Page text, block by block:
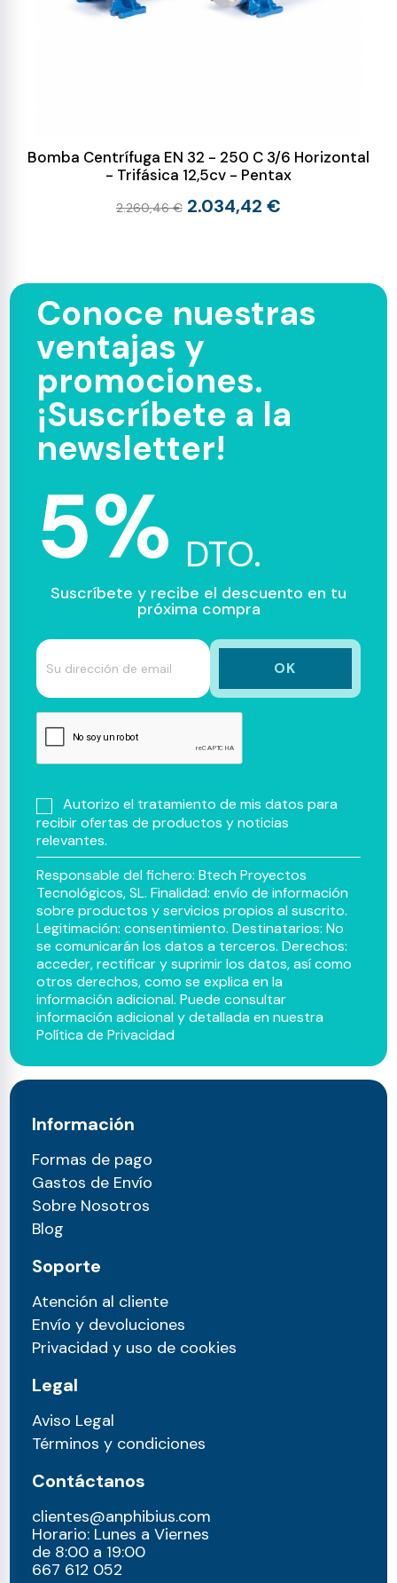
Bomba Centrífuga EN 32 - 250 C 3/6 Horizontal
- Trifásica 12,5cv - Pentax
2.260,46 € 2.034,42 €
Conoce nuestras
ventajas y
promociones.
¡Suscríbete a la
newsletter!
5% DTO.
Suscríbete y recibe el descuento en tu
próxima compra
Autorizo el tratamiento de mis datos para
recibir ofertas de productos y noticias
relevantes.
Responsable del fichero: Btech Proyectos
Tecnológicos, SL. Finalidad: envío de información
sobre productos y servicios propios al suscrito.
Legitimación: consentimiento. Destinatarios: No
se comunicarán los datos a terceros. Derechos:
acceder, rectificar y suprimir los datos, así como
otros derechos, como se explica en la
información adicional. Puede consultar
información adicional y detallada en nuestra
Política de Privacidad
Información
Formas de pago
Gastos de Envío
Sobre Nosotros
Blog
Soporte
Atención al cliente
Envío y devoluciones
Privacidad y uso de cookies
Legal
Aviso Legal
Términos y condiciones
Contáctanos
clientes@anphibius.com
Horario: Lunes a Viernes
de 8:00 a 19:00
667 612 052​